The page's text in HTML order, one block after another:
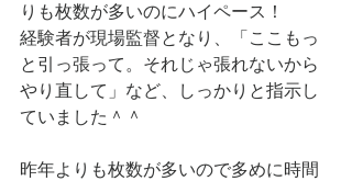
りも枚数が多いのにハイペース！
経験者が現場監督となり、「ここもっ
と引っ張って。それじゃ張れないから
やり直して」など、しっかりと指示し
ていました＾＾
昨年よりも枚数が多いので多めに時間